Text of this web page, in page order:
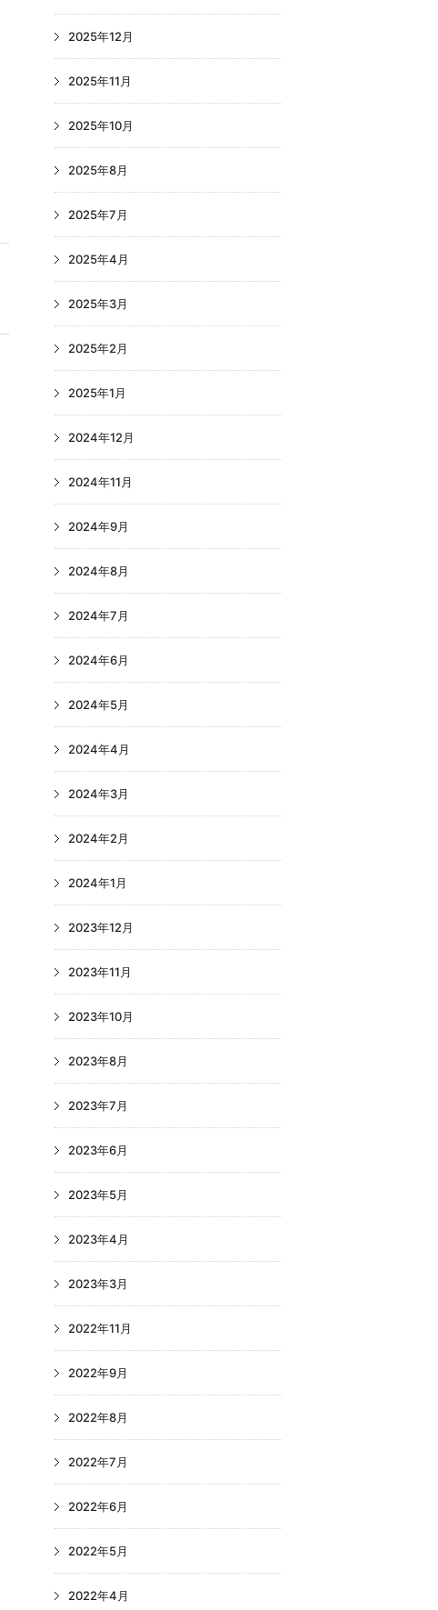
2025年12月
2025年11月
2025年10月
2025年8月
2025年7月
2025年4月
2025年3月
2025年2月
2025年1月
2024年12月
2024年11月
2024年9月
2024年8月
2024年7月
2024年6月
2024年5月
2024年4月
2024年3月
2024年2月
2024年1月
2023年12月
2023年11月
2023年10月
2023年8月
2023年7月
2023年6月
2023年5月
2023年4月
2023年3月
2022年11月
2022年9月
2022年8月
2022年7月
2022年6月
2022年5月
2022年4月